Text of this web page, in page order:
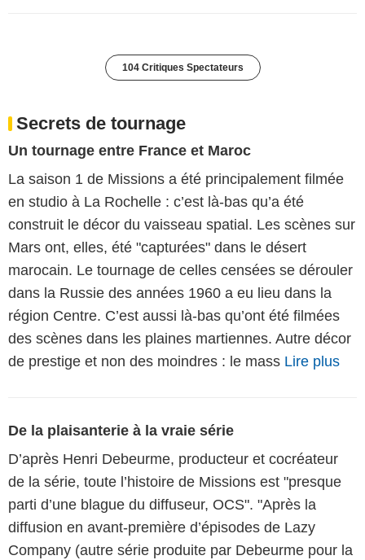
104 Critiques Spectateurs
Secrets de tournage
Un tournage entre France et Maroc
La saison 1 de Missions a été principalement filmée
en studio à La Rochelle : c’est là-bas qu’a été
construit le décor du vaisseau spatial. Les scènes sur
Mars ont, elles, été "capturées" dans le désert
marocain. Le tournage de celles censées se dérouler
dans la Russie des années 1960 a eu lieu dans la
région Centre. C’est aussi là-bas qu’ont été filmées
des scènes dans les plaines martiennes. Autre décor
de prestige et non des moindres : le mass Lire plus
De la plaisanterie à la vraie série
D’après Henri Debeurme, producteur et cocréateur
de la série, toute l’histoire de Missions est "presque
parti d’une blague du diffuseur, OCS". "Après la
diffusion en avant-première d’épisodes de Lazy
Company (autre série produite par Debeurme pour la